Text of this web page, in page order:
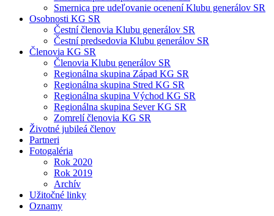
Smernica pre udeľovanie ocenení Klubu generálov SR
Osobnosti KG SR
Čestní členovia Klubu generálov SR
Čestní predsedovia Klubu generálov SR
Členovia KG SR
Členovia Klubu generálov SR
Regionálna skupina Západ KG SR
Regionálna skupina Stred KG SR
Regionálna skupina Východ KG SR
Regionálna skupina Sever KG SR
Zomrelí členovia KG SR
Životné jubileá členov
Partneri
Fotogaléria
Rok 2020
Rok 2019
Archív
Užitočné linky
Oznamy